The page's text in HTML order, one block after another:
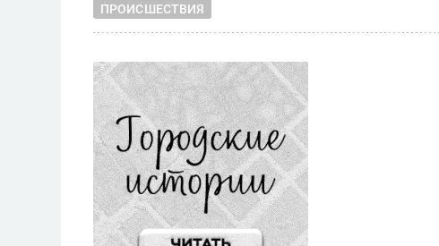
ПРОИСШЕСТВИЯ